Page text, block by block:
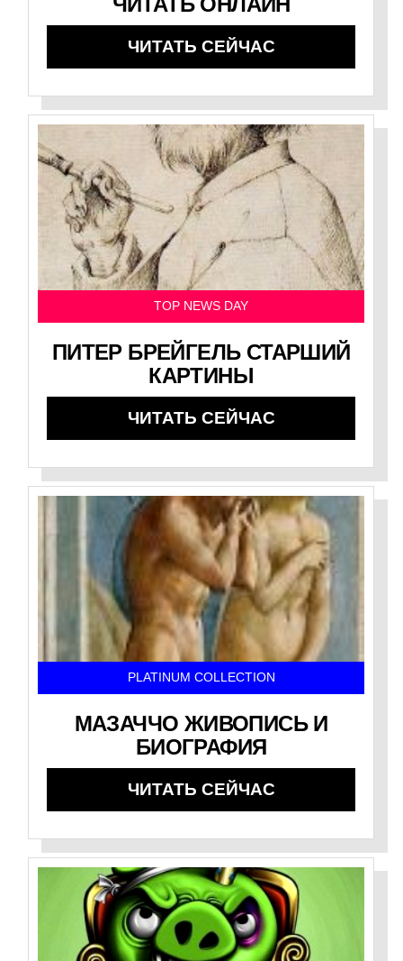
ЧИТАТЬ СЕЙЧАС
TOP NEWS DAY
ПИТЕР БРЕЙГЕЛЬ СТАРШИЙ
КАРТИНЫ
ЧИТАТЬ СЕЙЧАС
PLATINUM COLLECTION
МАЗАЧЧО ЖИВОПИСЬ И
БИОГРАФИЯ
ЧИТАТЬ СЕЙЧАС